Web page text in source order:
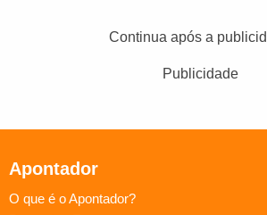
Continua após a
Publicidade
Apontador
O que é o Apontador?